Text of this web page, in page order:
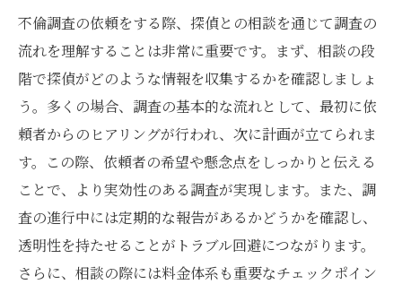
不倫調査の依頼をする際、探偵との相談を通じて調査の
流れを理解することは非常に重要です。まず、相談の段
階で探偵がどのような情報を収集するかを確認しましょ
う。多くの場合、調査の基本的な流れとして、最初に依
頼者からのヒアリングが行われ、次に計画が立てられま
す。この際、依頼者の希望や懸念点をしっかりと伝える
ことで、より実効性のある調査が実現します。また、調
査の進行中には定期的な報告があるかどうかを確認し、
透明性を持たせることがトラブル回避につながります。
さらに、相談の際には料金体系も重要なチェックポイン